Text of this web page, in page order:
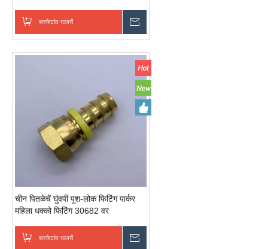
बास्केटांत घालचें
चीन पितळेचें घुंवपी पुश-लोक फिटिंग पार्कर
महिला धक्को फिटिंग 30682 वर
बास्केटांत घालचें